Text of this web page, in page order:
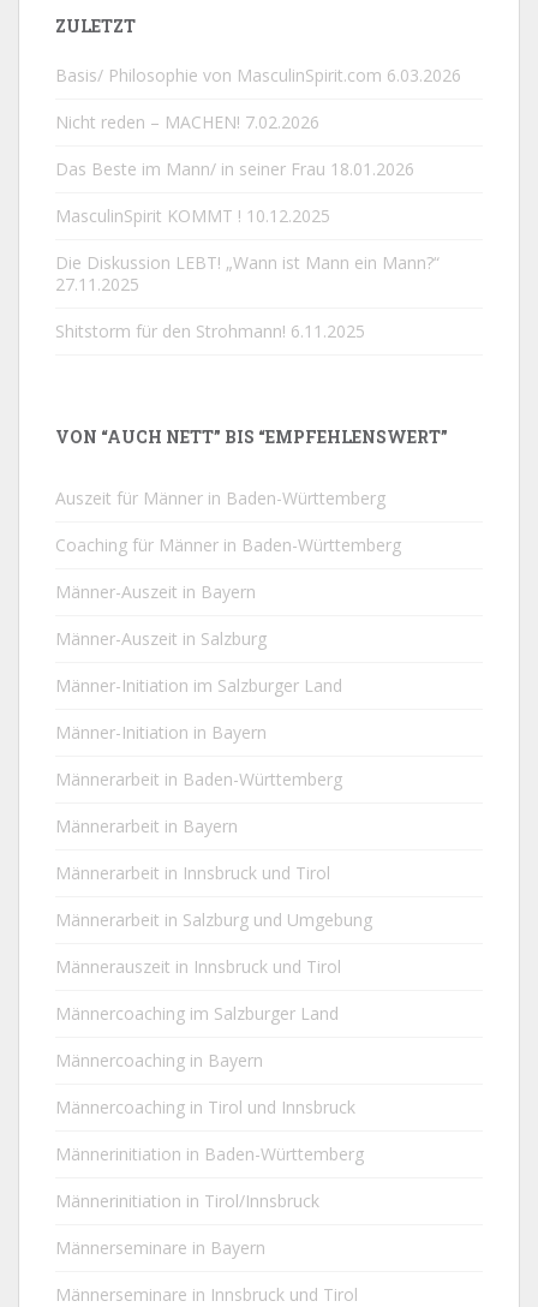
ZULETZT
Basis/ Philosophie von MasculinSpirit.com 6.03.2026
Nicht reden – MACHEN! 7.02.2026
Das Beste im Mann/ in seiner Frau 18.01.2026
MasculinSpirit KOMMT ! 10.12.2025
Die Diskussion LEBT! „Wann ist Mann ein Mann?“
27.11.2025
Shitstorm für den Strohmann! 6.11.2025
VON “AUCH NETT” BIS “EMPFEHLENSWERT”
Auszeit für Männer in Baden-Württemberg
Coaching für Männer in Baden-Württemberg
Männer-Auszeit in Bayern
Männer-Auszeit in Salzburg
Männer-Initiation im Salzburger Land
Männer-Initiation in Bayern
Männerarbeit in Baden-Württemberg
Männerarbeit in Bayern
Männerarbeit in Innsbruck und Tirol
Männerarbeit in Salzburg und Umgebung
Männerauszeit in Innsbruck und Tirol
Männercoaching im Salzburger Land
Männercoaching in Bayern
Männercoaching in Tirol und Innsbruck
Männerinitiation in Baden-Württemberg
Männerinitiation in Tirol/Innsbruck
Männerseminare in Bayern
Männerseminare in Innsbruck und Tirol